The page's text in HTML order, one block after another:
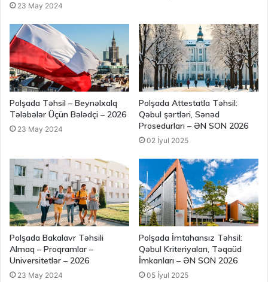
23 May 2024
Polşada Təhsil – Beynəlxalq
Tələbələr Üçün Bələdçi – 2026
23 May 2024
Polşada Attestatla Təhsil:
Qəbul şərtləri, Sənəd
Prosedurları – ƏN SON 2026
02 İyul 2025
Polşada Bakalavr Təhsili
Almaq – Proqramlar –
Universitetlər – 2026
23 May 2024
Polşada İmtahansız Təhsil:
Qəbul Kriteriyaları, Təqaüd
İmkanları – ƏN SON 2026
05 İyul 2025